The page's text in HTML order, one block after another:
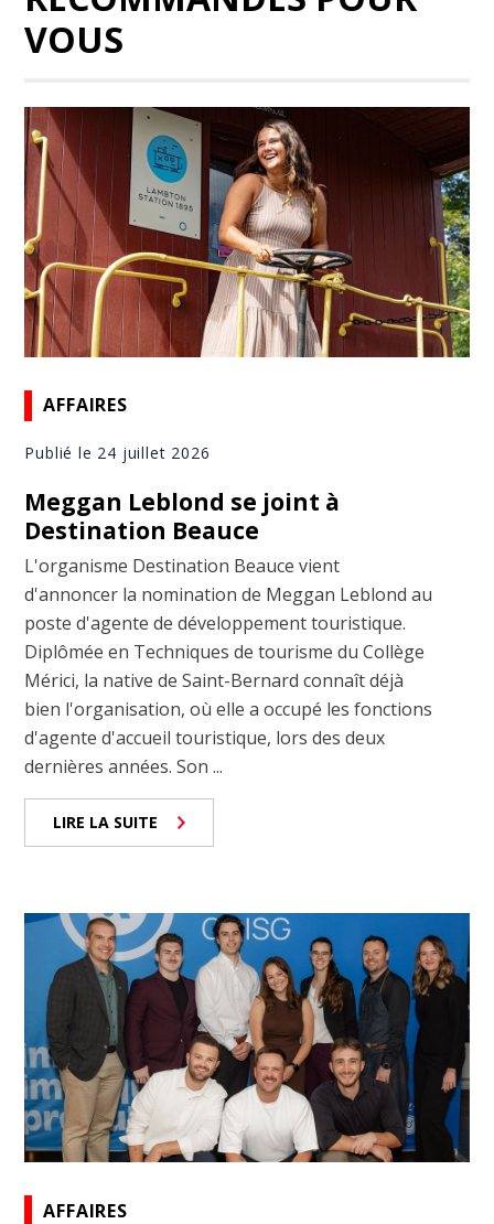
VOUS
AFFAIRES
Publié le 24 juillet 2026
Meggan Leblond se joint à
Destination Beauce
L'organisme Destination Beauce vient
d'annoncer la nomination de Meggan Leblond au
poste d'agente de développement touristique.
Diplômée en Techniques de tourisme du Collège
Mérici, la native de Saint-Bernard connaît déjà
bien l'organisation, où elle a occupé les fonctions
d'agente d'accueil touristique, lors des deux
dernières années. Son ...
LIRE LA SUITE
AFFAIRES